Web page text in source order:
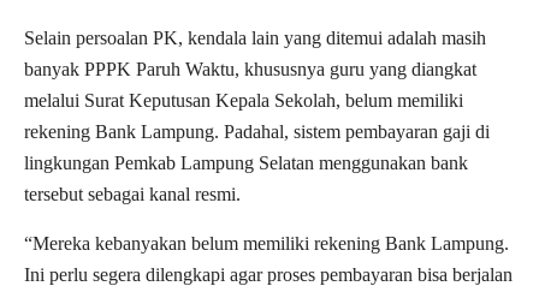
Selain persoalan PK, kendala lain yang ditemui adalah masih
banyak PPPK Paruh Waktu, khususnya guru yang diangkat
melalui Surat Keputusan Kepala Sekolah, belum memiliki
rekening Bank Lampung. Padahal, sistem pembayaran gaji di
lingkungan Pemkab Lampung Selatan menggunakan bank
tersebut sebagai kanal resmi.
“Mereka kebanyakan belum memiliki rekening Bank Lampung.
Ini perlu segera dilengkapi agar proses pembayaran bisa berjalan